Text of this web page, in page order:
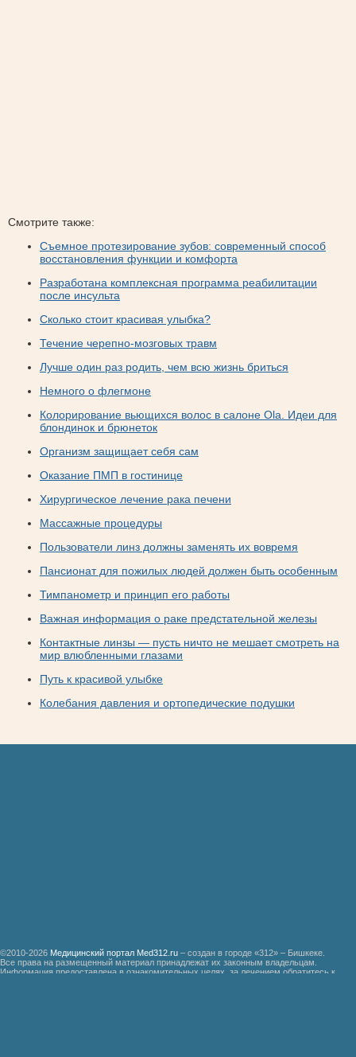
Смотрите также:
Съемное протезирование зубов: современный способ
восстановления функции и комфорта
Разработана комплексная программа реабилитации
после инсульта
Сколько стоит красивая улыбка?
Течение черепно-мозговых травм
Лучше один раз родить, чем всю жизнь бриться
Немного о флегмоне
Колорирование вьющихся волос в салоне Ola. Идеи для
блондинок и брюнеток
Организм защищает себя сам
Оказание ПМП в гостинице
Хирургическое лечение рака печени
Массажные процедуры
Пользователи линз должны заменять их вовремя
Пансионат для пожилых людей должен быть особенным
Тимпанометр и принцип его работы
Важная информация о раке предстательной железы
Контактные линзы — пусть ничто не мешает смотреть на
мир влюбленными глазами
Путь к красивой улыбке
Колебания давления и ортопедические подушки
©2010-2026 Медицинский портал Med312.ru – создан в городе «312» – Бишкеке.
Все права на размещенный материал принадлежат их законным владельцам.
Информация предоставлена в ознакомительных целях, за лечением обратитесь к